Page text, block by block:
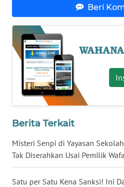
Beri
Berita Terkait
Misteri Senpi di Yayasan
Tak Diserahkan Usai Pemilik
Satu per Satu Kena Sanksi! Ini
KALTARA
WN
KALSEL
WN
KALTIM
WN